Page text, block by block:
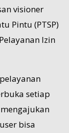
visioner
Pintu (PTSP)
Izin
setiap
bisa